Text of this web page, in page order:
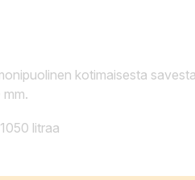
kotimaisesta
litraa